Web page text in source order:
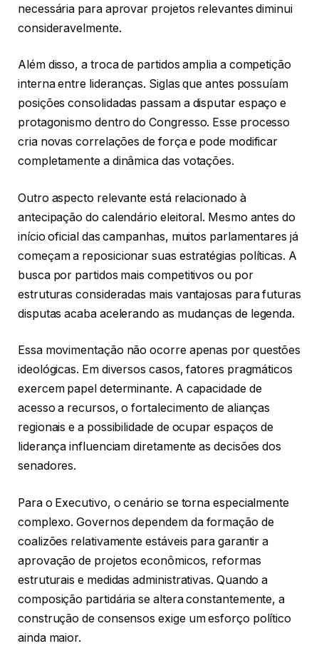
necessária para aprovar projetos relevantes diminui
consideravelmente.
Além disso, a troca de partidos amplia a competição
interna entre lideranças. Siglas que antes possuíam
posições consolidadas passam a disputar espaço e
protagonismo dentro do Congresso. Esse processo
cria novas correlações de força e pode modificar
completamente a dinâmica das votações.
Outro aspecto relevante está relacionado à
antecipação do calendário eleitoral. Mesmo antes do
início oficial das campanhas, muitos parlamentares já
começam a reposicionar suas estratégias políticas. A
busca por partidos mais competitivos ou por
estruturas consideradas mais vantajosas para futuras
disputas acaba acelerando as mudanças de legenda.
Essa movimentação não ocorre apenas por questões
ideológicas. Em diversos casos, fatores pragmáticos
exercem papel determinante. A capacidade de
acesso a recursos, o fortalecimento de alianças
regionais e a possibilidade de ocupar espaços de
liderança influenciam diretamente as decisões dos
senadores.
Para o Executivo, o cenário se torna especialmente
complexo. Governos dependem da formação de
coalizões relativamente estáveis para garantir a
aprovação de projetos econômicos, reformas
estruturais e medidas administrativas. Quando a
composição partidária se altera constantemente, a
construção de consensos exige um esforço político
ainda maior.